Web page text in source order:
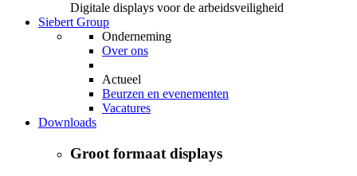
Digitale displays voor de arbeidsveiligheid
Siebert Group
Onderneming
Over ons
Actueel
Beurzen en evenementen
Vacatures
Downloads
Groot formaat displays